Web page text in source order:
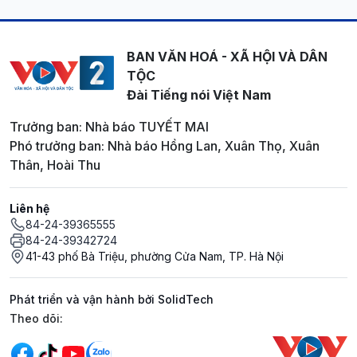
BAN VĂN HOÁ - XÃ HỘI VÀ DÂN
TỘC
Đài Tiếng nói Việt Nam
Trưởng ban: Nhà báo TUYẾT MAI
Phó trưởng ban: Nhà báo Hồng Lan, Xuân Thọ, Xuân
Thân, Hoài Thu
Liên hệ
84-24-39365555
84-24-39342724
41-43 phố Bà Triệu, phường Cửa Nam, TP. Hà Nội
Phát triển và vận hành bởi SolidTech
Mạng xã hội
Theo dõi: